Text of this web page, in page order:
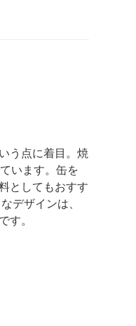
う点に着目。焼
います。缶を
としてもおすす
デザインは、
す。